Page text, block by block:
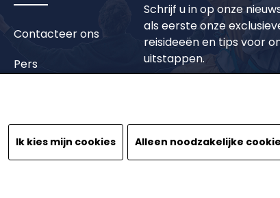
Contacteer ons
Pers
Schrijf u in op onze
als eerste onze
reisideeën en tips voor
uitstappen.
Ik kies mijn cookies Alleen noodzakelijke